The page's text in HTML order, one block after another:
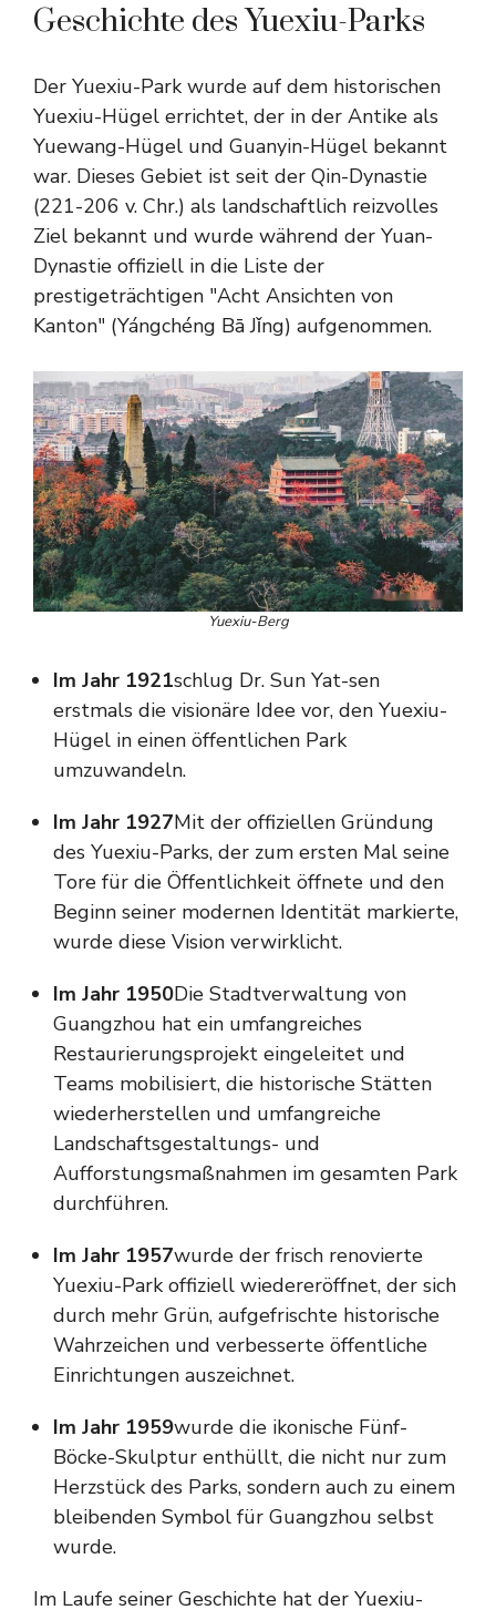
Geschichte des Yuexiu-Parks
Der Yuexiu-Park wurde auf dem historischen
Yuexiu-Hügel errichtet, der in der Antike als
Yuewang-Hügel und Guanyin-Hügel bekannt
war. Dieses Gebiet ist seit der Qin-Dynastie
(221-206 v. Chr.) als landschaftlich reizvolles
Ziel bekannt und wurde während der Yuan-
Dynastie offiziell in die Liste der
prestigeträchtigen "Acht Ansichten von
Kanton" (Yángchéng Bā Jǐng) aufgenommen.
Yuexiu-Berg
Im Jahr 1921schlug Dr. Sun Yat-sen
erstmals die visionäre Idee vor, den Yuexiu-
Hügel in einen öffentlichen Park
umzuwandeln.
Im Jahr 1927Mit der offiziellen Gründung
des Yuexiu-Parks, der zum ersten Mal seine
Tore für die Öffentlichkeit öffnete und den
Beginn seiner modernen Identität markierte,
wurde diese Vision verwirklicht.
Im Jahr 1950Die Stadtverwaltung von
Guangzhou hat ein umfangreiches
Restaurierungsprojekt eingeleitet und
Teams mobilisiert, die historische Stätten
wiederherstellen und umfangreiche
Landschaftsgestaltungs- und
Aufforstungsmaßnahmen im gesamten Park
durchführen.
Im Jahr 1957wurde der frisch renovierte
Yuexiu-Park offiziell wiedereröffnet, der sich
durch mehr Grün, aufgefrischte historische
Wahrzeichen und verbesserte öffentliche
Einrichtungen auszeichnet.
Im Jahr 1959wurde die ikonische Fünf-
Böcke-Skulptur enthüllt, die nicht nur zum
Herzstück des Parks, sondern auch zu einem
bleibenden Symbol für Guangzhou selbst
wurde.
Im Laufe seiner Geschichte hat der Yuexiu-